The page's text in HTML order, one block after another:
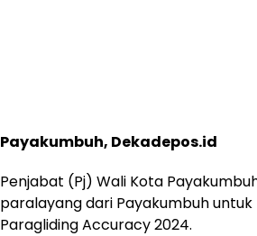
Payakumbuh, Dekadepos.id
Penjabat (Pj) Wali Kota
paralayang dari Payakumbuh
Paragliding Accuracy 2024.